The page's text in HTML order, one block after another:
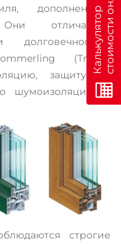
дополненного
отличаются
(Trocal)
защиту от
шумоизоляцию и
строгие
К
а
л
ь
к
у
л
я
т
о
р
с
т
о
и
м
о
с
т
и
о
н
л
а
йн